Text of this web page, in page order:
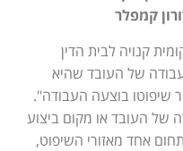
קמפלר
קנויה לבית הדין
של העובד שהיא
שיפוטו בוצעה העבודה".
של העובד או מקום ביצוע
אחד מאזורי השיפוט,